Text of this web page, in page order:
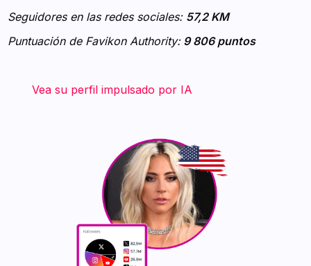
Seguidores en las redes sociales: 57,2 KM
Puntuación de Favikon Authority:9 806 puntos
‍ ‍ ‍ ‍ ‍ ‍ ‍ Vea su perfil impulsado por IA ‍ ‍ ‍